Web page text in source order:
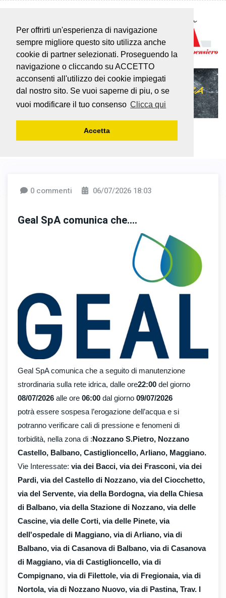
Per offrirti un'esperienza di navigazione
sempre migliore questo sito utilizza anche
cookie di partner selezionati. Proseguendo la
navigazione o cliccando su ACCETTO
acconsenti all'utilizzo dei cookie impiegati
dal nostro sito. Se vuoi saperne di piu, o se
vuoi modificare il tuo consenso Clicca qui
Accetta
0 commenti 06/07/2026 18:03
Geal SpA comunica che....
Geal SpA comunica che a seguito di manutenzione
strordinaria sulla rete idrica, dalle ore22:00 del giorno
08/07/2026 alle ore 06:00 dal giorno 09/07/2026
potrà essere sospesa l’erogazione dell’acqua e si
potranno verificare cali di pressione e fenomeni di
torbidità, nella zona di :Nozzano S.Pietro, Nozzano
Castello, Balbano, Castiglioncello, Arliano, Maggiano.
Vie Interessate: via dei Bacci, via dei Frasconi, via dei
Pardi, via del Castello di Nozzano, via del Ciocchetto,
via del Servente, via della Bordogna, via della Chiesa
di Balbano, via della Stazione di Nozzano, via delle
Cascine, via delle Corti, via delle Pinete, via
dell'ospedale di Maggiano, via di Arliano, via di
Balbano, via di Casanova di Balbano, via di Casanova
di Maggiano, via di Castiglioncello, via di
Compignano, via di Filettole, via di Fregionaia, via di
Nortola, via di Nozzano Nuovo, via di Pastina, Trav. I